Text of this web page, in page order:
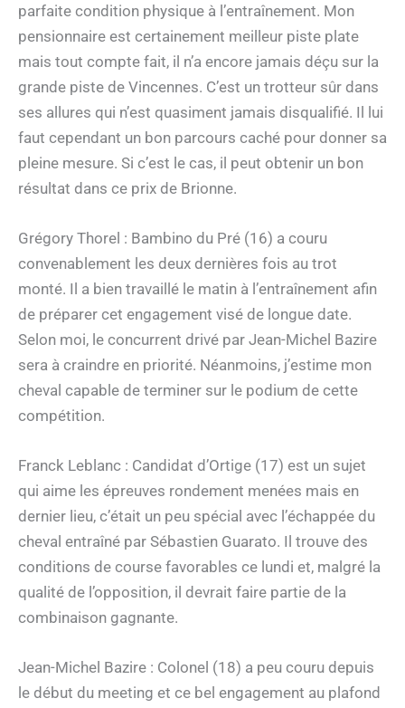
parfaite condition physique à l’entraînement. Mon
pensionnaire est certainement meilleur piste plate
mais tout compte fait, il n’a encore jamais déçu sur la
grande piste de Vincennes. C’est un trotteur sûr dans
ses allures qui n’est quasiment jamais disqualifié. Il lui
faut cependant un bon parcours caché pour donner sa
pleine mesure. Si c’est le cas, il peut obtenir un bon
résultat dans ce prix de Brionne.
Grégory Thorel : Bambino du Pré (16) a couru
convenablement les deux dernières fois au trot
monté. Il a bien travaillé le matin à l’entraînement afin
de préparer cet engagement visé de longue date.
Selon moi, le concurrent drivé par Jean-Michel Bazire
sera à craindre en priorité. Néanmoins, j’estime mon
cheval capable de terminer sur le podium de cette
compétition.
Franck Leblanc : Candidat d’Ortige (17) est un sujet
qui aime les épreuves rondement menées mais en
dernier lieu, c’était un peu spécial avec l’échappée du
cheval entraîné par Sébastien Guarato. Il trouve des
conditions de course favorables ce lundi et, malgré la
qualité de l’opposition, il devrait faire partie de la
combinaison gagnante.
Jean-Michel Bazire : Colonel (18) a peu couru depuis
le début du meeting et ce bel engagement au plafond